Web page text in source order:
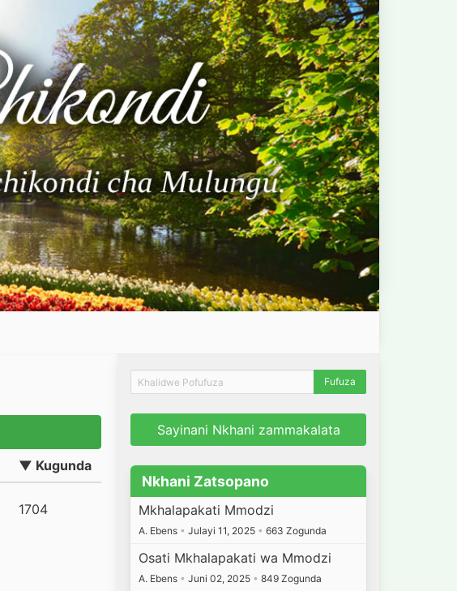
▼ Kugunda
1704
Sayinani Nkhani zammakalata
Nkhani Zatsopano
Mkhalapakati Mmodzi
A. Ebens • Julayi 11, 2025 • 663 Zogunda
Osati Mkhalapakati wa Mmodzi
A. Ebens • Juni 02, 2025 • 849 Zogunda